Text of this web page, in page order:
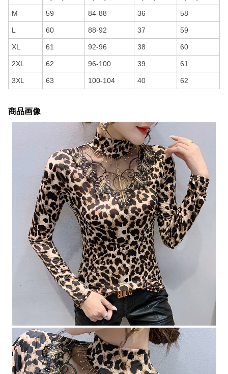
M 59 84-88 36 58
L 60 88-92 37 59
XL 61 92-96 38 60
2XL 62 96-100 39 61
3XL 63 100-104 40 62
商品画像